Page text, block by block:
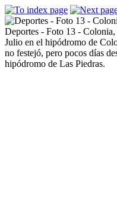
Deportes - Foto 13 -
Julio en el hipódromo de
no festejó, pero pocos días
hipódromo de Las Piedras.